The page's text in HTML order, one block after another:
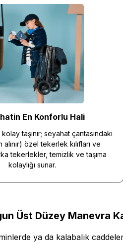
En Konforlu Hali
kolay taşınır; seyahat çantasındaki
alınır) özel tekerlek kılıfları ve
tekerlekler, temizlik ve taşıma
kolaylığı sunar.
Üst Düzey Manevra
ya da kalabalık